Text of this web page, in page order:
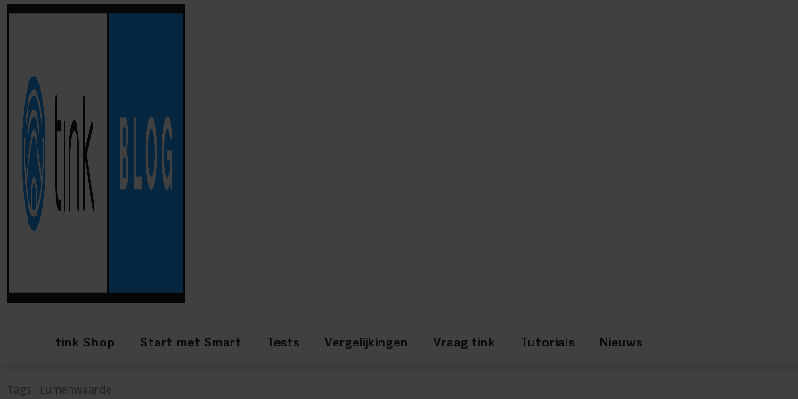
tink Shop Start met Smart Tests Vergelijkingen Vraag tink Tutorials Nieuws
Tags Lumenwaarde